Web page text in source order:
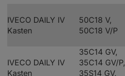
IVECO DAILY IV
Kasten
50C18 V,
50C18 V/P
IVECO DAILY IV
Kasten
35C14 GV,
35C14 GV/P,
35S14 GV,